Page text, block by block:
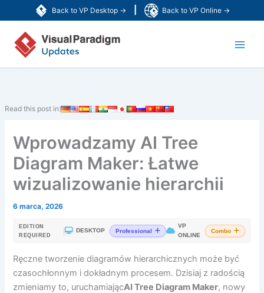
Back to VP Desktop → Back to VP Online →
do
treści
Read this post in:
Wprowadzamy AI Tree
Diagram Maker: Łatwe
wizualizowanie hierarchii
6 marca, 2026
EDITION
REQUIRED
DESKTOP Professional
VP
ONLINE
Combo
Ręczne tworzenie diagramów hierarchicznych może być
czasochłonnym i dokładnym procesem. Dzisiaj z radością
zmieniamy to, uruchamiającAI Tree Diagram Maker, nowy